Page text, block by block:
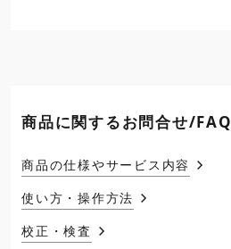
商品に関するお問合せ/FAQ
商品の仕様やサービス内容
使い方・操作方法
校正・検査